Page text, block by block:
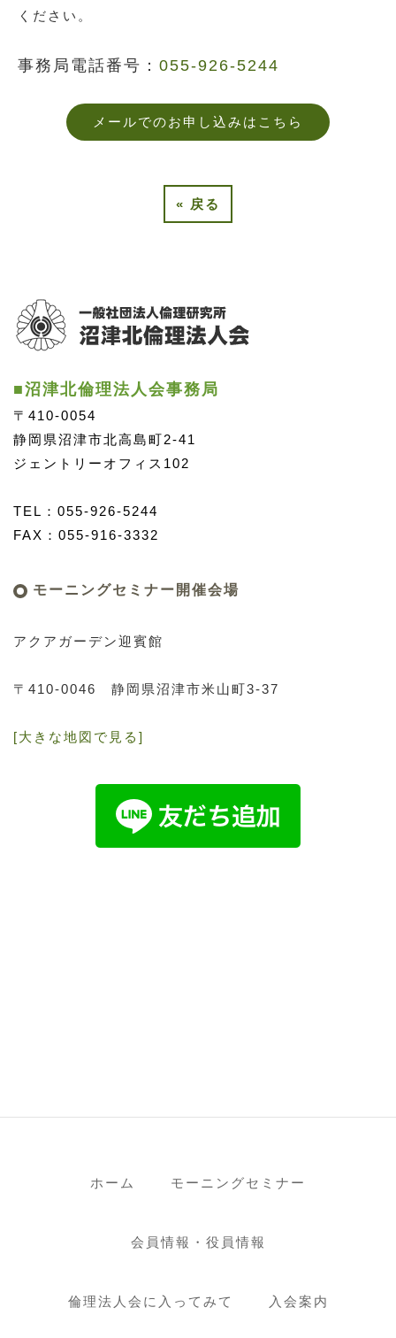
ください。
事務局電話番号： 055-926-5244
メールでのお申し込みはこちら
« 戻る
■沼津北倫理法人会事務局
〒410-0054
静岡県沼津市北高島町2-41
ジェントリーオフィス102
TEL：055-926-5244
FAX：055-916-3332
モーニングセミナー開催会場
アクアガーデン迎賓館
〒410-0046 静岡県沼津市米山町3-37
[大きな地図で見る]
ホーム モーニングセミナー
会員情報・役員情報
倫理法人会に入ってみて 入会案内